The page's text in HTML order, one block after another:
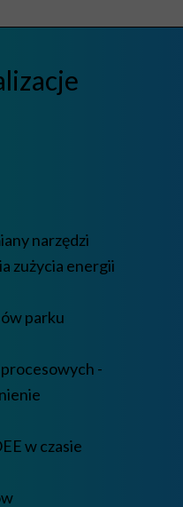
narzędzi
zużycia energii
parku
-
w czasie